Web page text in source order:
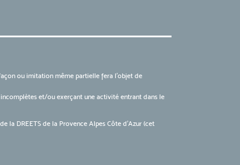
ou imitation même partielle fera l'objet de
et/ou exerçant une activité entrant dans le
la DREETS de la Provence Alpes Côte d’Azur (cet